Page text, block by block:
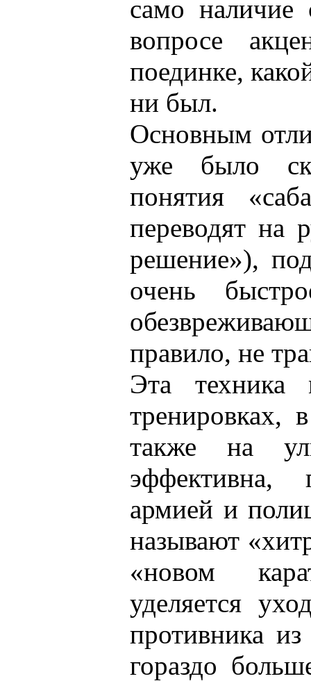
само наличие
вопросе
поединке,
ни был.
Основным
уже было
понятия
переводят на
решение»),
очень
правило, не
Эта техника
тренировках,
также на
эффективна,
армией и
называют
«новом
уделяется
противника
гораздо